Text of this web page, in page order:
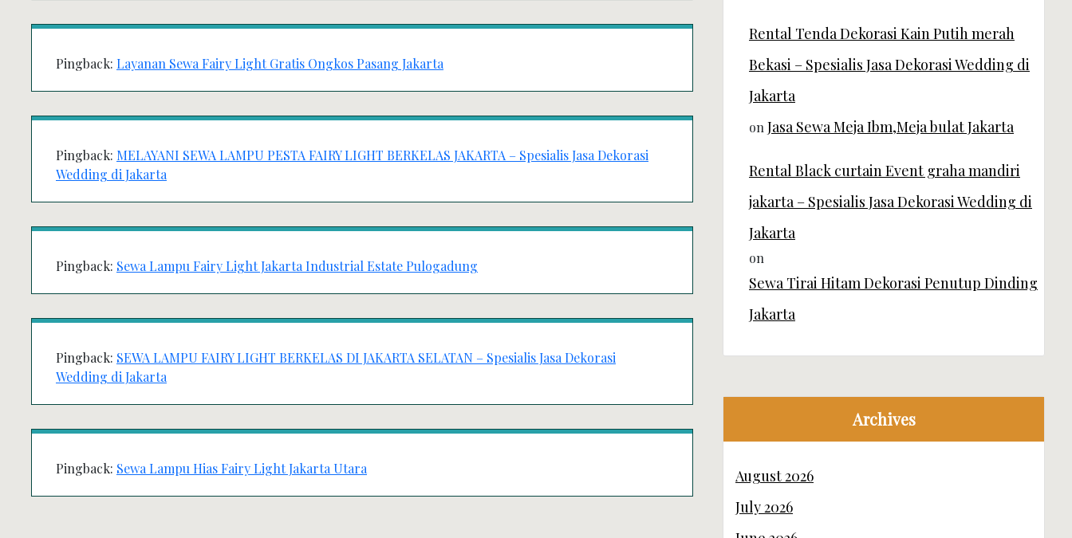
Pingback: Layanan Sewa Fairy Light Gratis Ongkos Pasang Jakarta
Pingback: MELAYANI SEWA LAMPU PESTA FAIRY LIGHT BERKELAS JAKARTA – Spesialis Jasa Dekorasi
Wedding di Jakarta
Pingback: Sewa Lampu Fairy Light Jakarta Industrial Estate Pulogadung
Pingback: SEWA LAMPU FAIRY LIGHT BERKELAS DI JAKARTA SELATAN – Spesialis Jasa Dekorasi
Wedding di Jakarta
Pingback: Sewa Lampu Hias Fairy Light Jakarta Utara
Rental Tenda Dekorasi Kain Putih merah
Bekasi – Spesialis Jasa Dekorasi Wedding di
Jakarta
on Jasa Sewa Meja Ibm,Meja bulat Jakarta
Rental Black curtain Event graha mandiri
jakarta – Spesialis Jasa Dekorasi Wedding di
Jakarta
on
Sewa Tirai Hitam Dekorasi Penutup Dinding
Jakarta
Archives
August 2026
July 2026